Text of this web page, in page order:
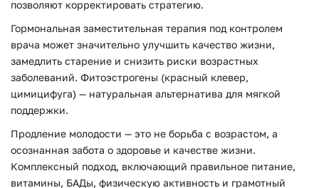
позволяют корректировать стратегию.
Гормональная заместительная терапия под контролем
врача может значительно улучшить качество жизни,
замедлить старение и снизить риски возрастных
заболеваний. Фитоэстрогены (красный клевер,
цимицифуга) — натуральная альтернатива для мягкой
поддержки.
Продление молодости — это не борьба с возрастом, а
осознанная забота о здоровье и качестве жизни.
Комплексный подход, включающий правильное питание,
витамины, БАДы, физическую активность и грамотный